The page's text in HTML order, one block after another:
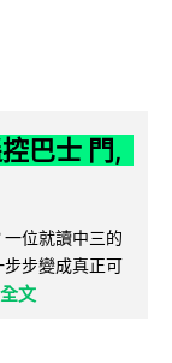
巴士 門,
位就讀中三的
步變成真正可
文